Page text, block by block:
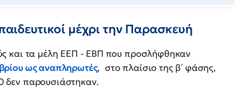
μέχρι την Παρασκευή
και τα μέλη ΕΕΠ - ΕΒΠ που προσλήφθηκαν
ως αναπληρωτές, στο πλαίσιο της β΄ φάσης,
δεν παρουσιάστηκαν.